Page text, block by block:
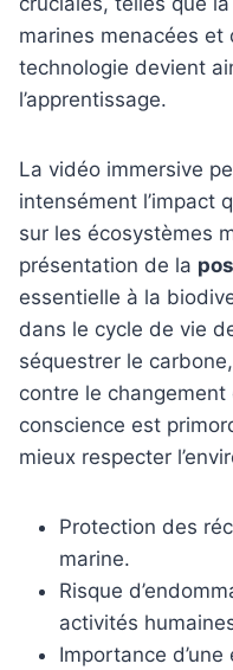
marines menacées
technologie devient
l’apprentissage.
La vidéo immersive
intensément l’impact
sur les écosystèmes
présentation de la
essentielle à la
dans le cycle de vie
séquestrer le
contre le
conscience est
mieux respecter
Protection des
marine.
Risque
activités
Importance